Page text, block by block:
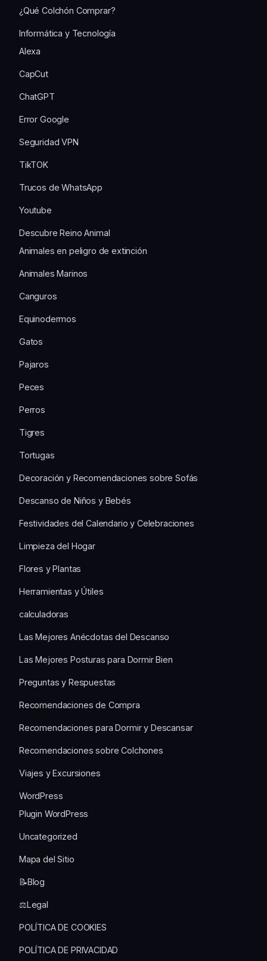
¿Qué Colchón Comprar?
Informática y Tecnología
Alexa
CapCut
ChatGPT
Error Google
Seguridad VPN
TikTOK
Trucos de WhatsApp
Youtube
Descubre Reino Animal
Animales en peligro de extinción
Animales Marinos
Canguros
Equinodermos
Gatos
Pajaros
Peces
Perros
Tigres
Tortugas
Decoración y Recomendaciones sobre Sofás
Descanso de Niños y Bebés
Festividades del Calendario y Celebraciones
Limpieza del Hogar
Flores y Plantas
Herramientas y Útiles
calculadoras
Las Mejores Anécdotas del Descanso
Las Mejores Posturas para Dormir Bien
Preguntas y Respuestas
Recomendaciones de Compra
Recomendaciones para Dormir y Descansar
Recomendaciones sobre Colchones
Viajes y Excursiones
WordPress
Plugin WordPress
Uncategorized
Mapa del Sitio
📝Blog
⚖️Legal
POLÍTICA DE COOKIES
POLÍTICA DE PRIVACIDAD